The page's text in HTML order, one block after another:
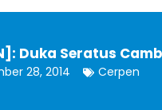
Duka Seratus
28, 2014 Cerpen